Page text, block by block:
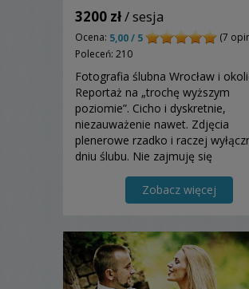
3200 zł/ sesja
Ocena: 5,00 / 5
(7
Poleceń: 210
Fotografia ślubna Wrocław i
Reportaż na „trochę wyższym
poziomie”. Cicho i dyskretnie,
niezauważenie nawet. Zdjęcia
plenerowe rzadko i raczej
dniu ślubu. Nie zajmuję się
Zobacz więcej